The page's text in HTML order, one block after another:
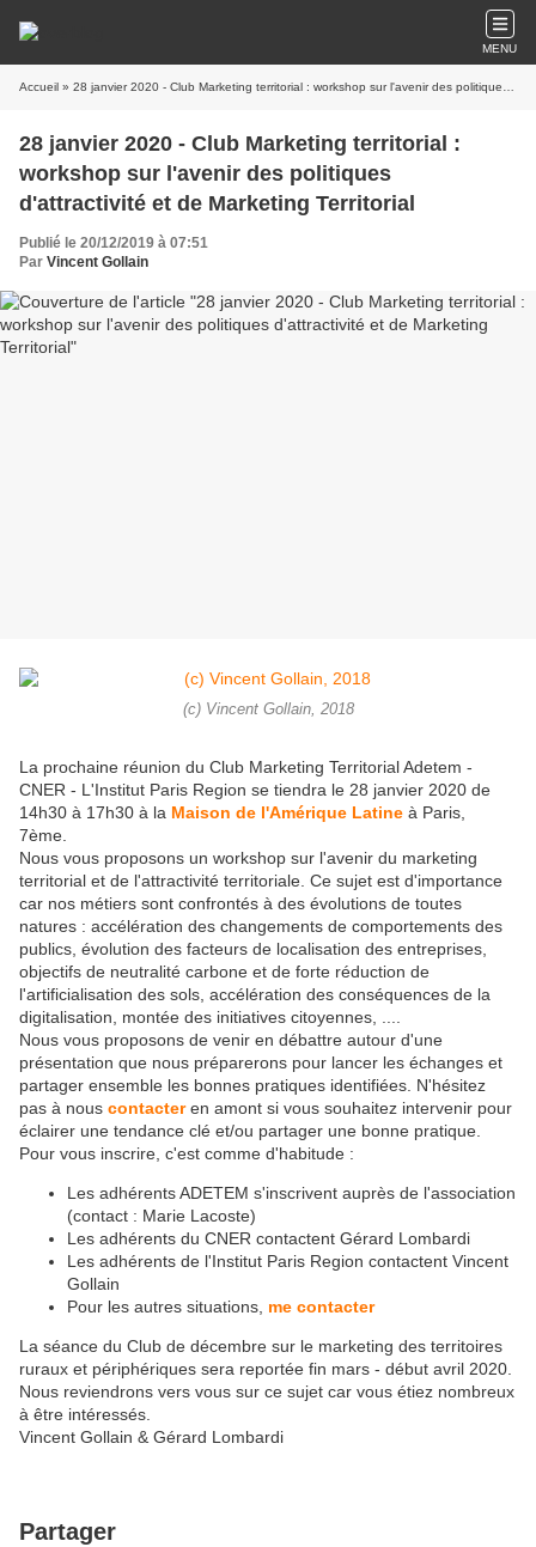
MENU
Accueil » 28 janvier 2020 - Club Marketing territorial : workshop sur l'avenir des politiques d'attractivité et de Marketing Territorial
28 janvier 2020 - Club Marketing territorial :
workshop sur l'avenir des politiques
d'attractivité et de Marketing Territorial
Publié le 20/12/2019 à 07:51
Par Vincent Gollain
(c) Vincent Gollain, 2018
La prochaine réunion du Club Marketing Territorial Adetem -
CNER - L'Institut Paris Region se tiendra le 28 janvier 2020 de
14h30 à 17h30 à la Maison de l'Amérique Latine à Paris,
7ème.
Nous vous proposons un workshop sur l'avenir du marketing
territorial et de l'attractivité territoriale. Ce sujet est d'importance
car nos métiers sont confrontés à des évolutions de toutes
natures : accélération des changements de comportements des
publics, évolution des facteurs de localisation des entreprises,
objectifs de neutralité carbone et de forte réduction de
l'artificialisation des sols, accélération des conséquences de la
digitalisation, montée des initiatives citoyennes, ....
Nous vous proposons de venir en débattre autour d'une
présentation que nous préparerons pour lancer les échanges et
partager ensemble les bonnes pratiques identifiées. N'hésitez
pas à nous contacteren amont si vous souhaitez intervenir pour
éclairer une tendance clé et/ou partager une bonne pratique.
Pour vous inscrire, c'est comme d'habitude :
Les adhérents ADETEM s'inscrivent auprès de l'association
(contact : Marie Lacoste)
Les adhérents du CNER contactent Gérard Lombardi
Les adhérents de l'Institut Paris Region contactent Vincent
Gollain
Pour les autres situations, me contacter
La séance du Club de décembre sur le marketing des territoires
ruraux et périphériques sera reportée fin mars - début avril 2020.
Nous reviendrons vers vous sur ce sujet car vous étiez nombreux
à être intéressés.
Vincent Gollain & Gérard Lombardi
Partager